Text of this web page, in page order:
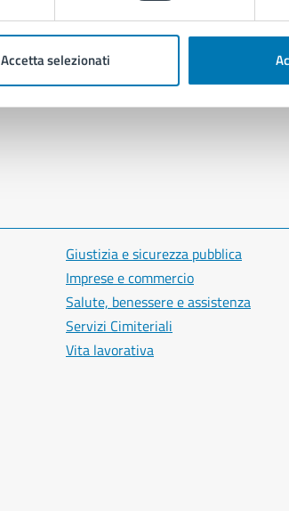
Accetta selezionati
Giustizia e sicurezza pubblica
Imprese e commercio
Salute, benessere e assistenza
Servizi Cimiteriali
Vita lavorativa